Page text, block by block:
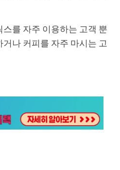
를 자주 이용하는 고객 뿐
나 커피를 자주 마시는 고